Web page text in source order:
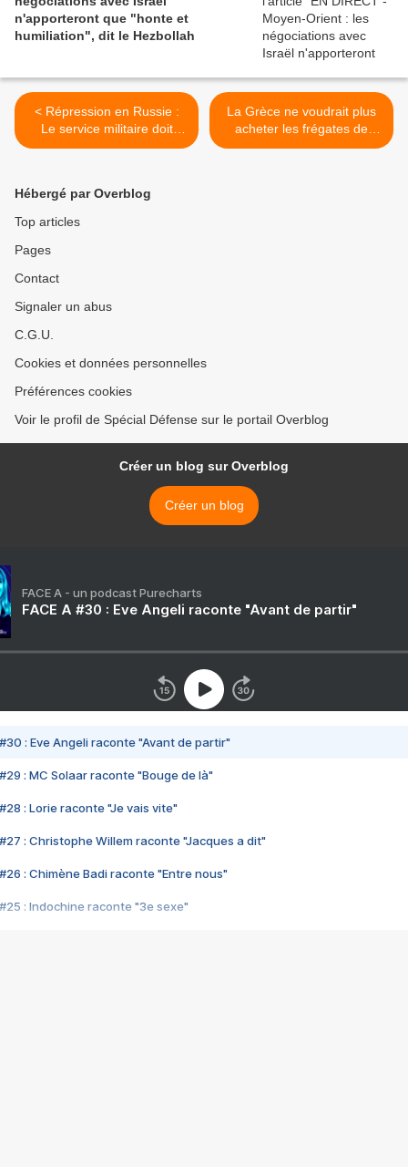
n'apporteront que "honte et
humiliation", dit le Hezbollah
< Répression en Russie :
Le service militaire doit
briser l’opposant russe
La Grèce ne voudrait plus
acheter les frégates de
défense et d'intervention à
Hébergé par Overblog
Top articles
Pages
Contact
Signaler un abus
C.G.U.
Cookies et données personnelles
Préférences cookies
Voir le profil de Spécial Défense sur le portail Overblog
Créer un blog sur Overblog
Créer un blog
FACE A - un podcast Purecharts
FACE A #30 : Eve Angeli raconte "Avant de partir"
#30 : Eve Angeli raconte "Avant de partir"
#29 : MC Solaar raconte "Bouge de là"
#28 : Lorie raconte "Je vais vite"
#27 : Christophe Willem raconte "Jacques a dit"
#26 : Chimène Badi raconte "Entre nous"
#25 : Indochine raconte "3e sexe"